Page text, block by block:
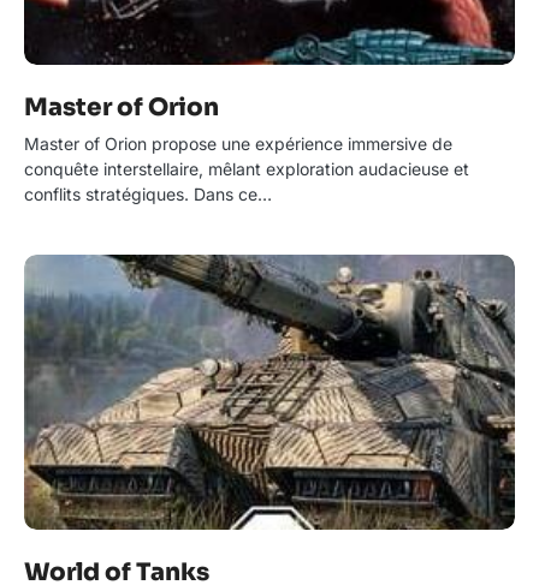
Master of Orion
Master of Orion propose une expérience immersive de
conquête interstellaire, mêlant exploration audacieuse et
conflits stratégiques. Dans ce…
World of Tanks